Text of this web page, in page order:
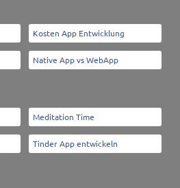
Kosten App Entwicklung
Native App vs WebApp
Meditation Time
Tinder App entwickeln